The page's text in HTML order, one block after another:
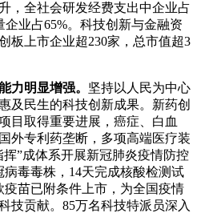
，全社会研发经费支出中企业占
企业占65%。科技创新与金融资
板上市企业超230家，总市值超3
力明显增强。 坚持以人民为中心
及民生的科技创新成果。新药创
目取得重要进展，癌症、白血
外专利药垄断，多项高端医疗装
”成体系开展新冠肺炎疫情防控
毒毒株，14天完成核酸检测试
苗已附条件上市，为全国疫情
技贡献。85万名科技特派员深入